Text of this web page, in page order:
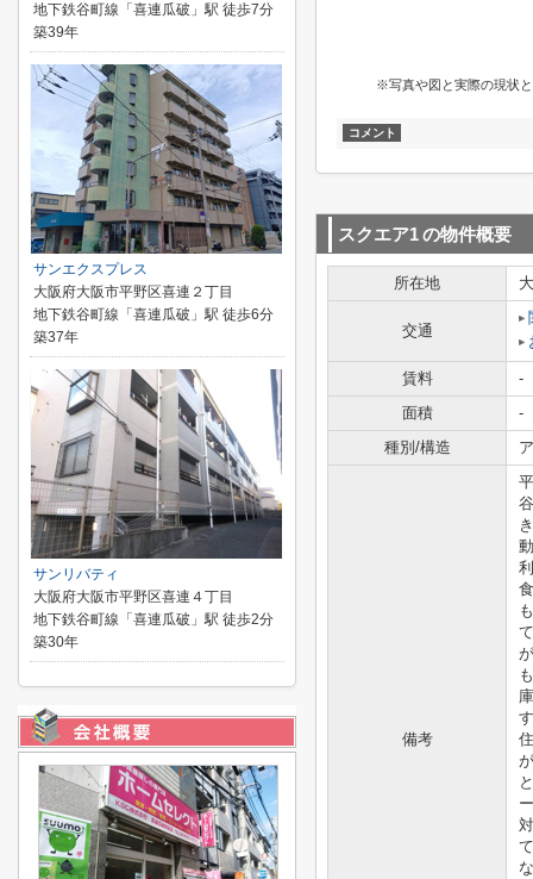
※写真や図と実際の現状
コメント
スクエア1の物件概要
所在地
交通
賃料
-
面積
-
種別/構造
備考
地下鉄谷町線「喜連瓜破」駅 徒歩7分
築39年
サンエクスプレス
大阪府大阪市平野区喜連２丁目
地下鉄谷町線「喜連瓜破」駅 徒歩6分
築37年
サンリバティ
大阪府大阪市平野区喜連４丁目
地下鉄谷町線「喜連瓜破」駅 徒歩2分
築30年